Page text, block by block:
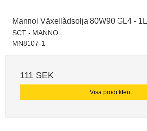
Mannol Växellådsolja 80W90 GL4 - 1L
SCT - MANNOL
MN8107-1
111 SEK
Visa produkten